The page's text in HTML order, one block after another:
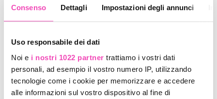
Consenso Dettagli Impostazioni degli annunci
Uso responsabile dei dati
Noi e i nostri 1022 partner trattiamo i vostri dati
personali, ad esempio il vostro numero IP, utilizzando
tecnologie come i cookie per memorizzare e accedere
alle informazioni sul vostro dispositivo al fine di
QUANTITÀ
Aggiungi al carrello